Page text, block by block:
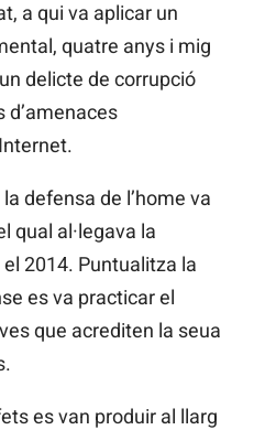
a qui va aplicar un
quatre anys i mig
delicte de corrupció
d’amenaces
defensa de l’home va
qual al·legava la
2014. Puntualitza la
es va practicar el
que acrediten la seua
es van produir al llarg